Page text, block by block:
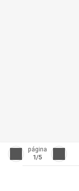
página
1/5